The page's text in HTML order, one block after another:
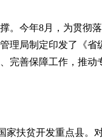
。今年8月，为贯彻
理局制定印发了《
完善保障工作，推
家扶贫开发重点县。